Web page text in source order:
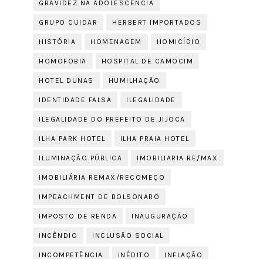
GRAVIDEZ NA ADOLESCÊNCIA
GRUPO CUIDAR HERBERT IMPORTADOS
HISTÓRIA HOMENAGEM HOMICÍDIO
HOMOFOBIA HOSPITAL DE CAMOCIM
HOTEL DUNAS HUMILHAÇÃO
IDENTIDADE FALSA ILEGALIDADE
ILEGALIDADE DO PREFEITO DE JIJOCA
ILHA PARK HOTEL ILHA PRAIA HOTEL
ILUMINAÇÃO PÚBLICA IMOBILIARIA RE/MAX
IMOBILIÁRIA REMAX/RECOMEÇO
IMPEACHMENT DE BOLSONARO
IMPOSTO DE RENDA INAUGURAÇÃO
INCÊNDIO INCLUSÃO SOCIAL
INCOMPETÊNCIA INÉDITO INFLAÇÃO